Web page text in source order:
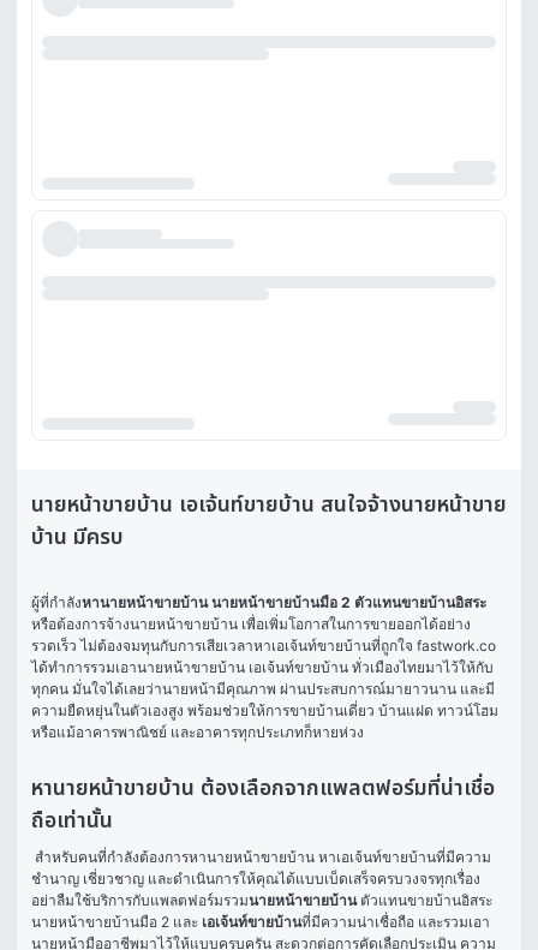
นายหน้าขายบ้าน เอเจ้นท์ขายบ้าน สนใจจ้างนายหน้าขาย
บ้าน มีครบ
ผู้ที่กำลังหานายหน้าขายบ้าน นายหน้าขายบ้านมือ 2
หรือต้องการจ้างนายหน้าขายบ้าน เพื่อเพิ่มโอกาสในการขายออกได้อย่าง
รวดเร็ว ไม่ต้องจมทุนกับการเสียเวลาหาเอเจ้นท์ขายบ้านที่ถูกใจ fastwork.co
ได้ทำการรวมเอานายหน้าขายบ้าน เอเจ้นท์ขายบ้าน ทั่วเมืองไทยมาไว้ให้กับ
ทุกคน มั่นใจได้เลยว่านายหน้ามีคุณภาพ ผ่านประสบการณ์มายาวนาน และมี
ความยืดหยุ่นในตัวเองสูง พร้อมช่วยให้การขายบ้านเดี่ยว บ้านแฝด ทาวน์โฮม
หรือแม้อาคารพาณิชย์ และอาคารทุกประเภทก็หายห่วง
หานายหน้าขายบ้าน ต้องเลือกจากแพลตฟอร์มที่น่าเชื่อ
ถือเท่านั้น
สำหรับคนที่กำลังต้องการหานายหน้าขายบ้าน หาเอเจ้นท์ขายบ้านที่มีความ
ชำนาญ เชี่ยวชาญ และดำเนินการให้คุณได้แบบเบ็ดเสร็จครบวงจรทุกเรื่อง
อย่าลืมใช้บริการกับแพลตฟอร์มรวมนายหน้าขายบ้าน ตัวแทนขายบ้านอิสระ
นายหน้าขายบ้านมือ 2 และ เอเจ้นท์ขายบ้านที่มีความน่าเชื่อถือ และรวมเอา
นายหน้ามืออาชีพมาไว้ให้แบบครบครัน สะดวกต่อการคัดเลือกประเมิน ความ